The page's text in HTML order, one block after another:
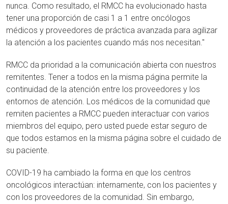
nunca. Como resultado, el RMCC ha evolucionado hasta
tener una proporción de casi 1 a 1 entre oncólogos
médicos y proveedores de práctica avanzada para agilizar
la atención a los pacientes cuando más nos necesitan."
RMCC da prioridad a la comunicación abierta con nuestros
remitentes. Tener a todos en la misma página permite la
continuidad de la atención entre los proveedores y los
entornos de atención. Los médicos de la comunidad que
remiten pacientes a RMCC pueden interactuar con varios
miembros del equipo, pero usted puede estar seguro de
que todos estamos en la misma página sobre el cuidado de
su paciente.
COVID-19 ha cambiado la forma en que los centros
oncológicos interactúan: internamente, con los pacientes y
con los proveedores de la comunidad. Sin embargo,